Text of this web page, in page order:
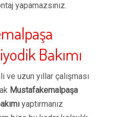
yapamazsınız.
Bakımı
uzun yıllar çalışması
Mustafakemalpaşa
yaptırmanız